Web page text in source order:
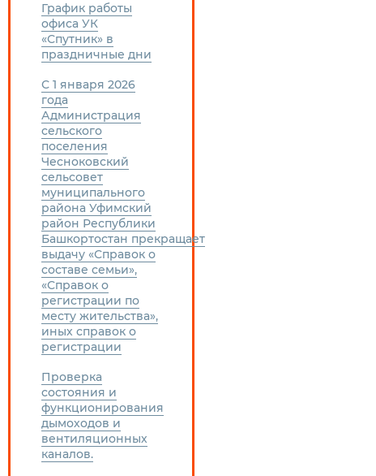
График работы
офиса УК
«Спутник» в
праздничные дни
С 1 января 2026
года
Администрация
сельского
поселения
Чесноковский
сельсовет
муниципального
района Уфимский
район Республики
Башкортостан прекращает
выдачу «Справок о
составе семьи»,
«Справок о
регистрации по
месту жительства»,
иных справок о
регистрации
Проверка
состояния и
функционирования
дымоходов и
вентиляционных
каналов.